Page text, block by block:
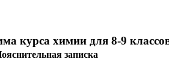
курса химии для 8-9
записка